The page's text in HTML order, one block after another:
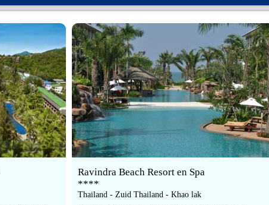
Ravindra Beach Resort en Spa
****
Thailand - Zuid Thailand - Khao lak